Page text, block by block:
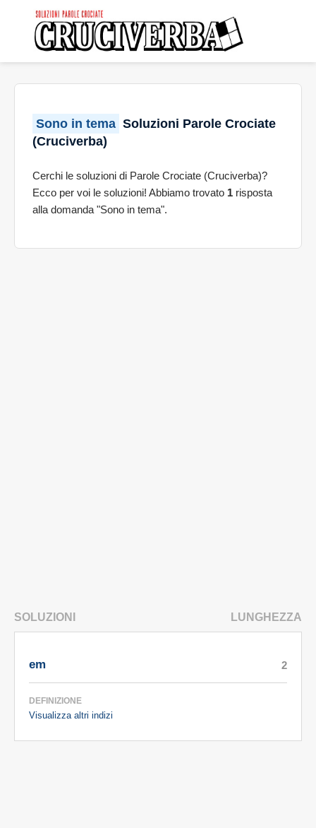
Sono in tema Soluzioni Parole Crociate
(Cruciverba)
Cerchi le soluzioni di Parole Crociate (Cruciverba)?
Ecco per voi le soluzioni! Abbiamo trovato 1 risposta
alla domanda "Sono in tema".
SOLUZIONI LUNGHEZZA
em
DEFINIZIONE
Visualizza altri indizi
2